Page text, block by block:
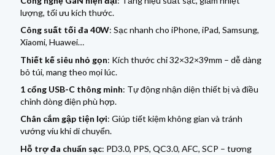
lượng, tối ưu kích thước.
Công suất tối đa 40W: Sạc nhanh cho iPhone, iPad, Samsung,
Xiaomi, Huawei…
Thiết kế siêu nhỏ gọn: Kích thước chỉ 32×32×39mm – dễ dàng
bỏ túi, mang theo mọi lúc.
1 cổng USB-C thông minh: Tự động nhận diện thiết bị và điều
chỉnh dòng điện phù hợp.
Chân cắm gập tiện lợi: Giúp tiết kiệm không gian và tránh
vướng víu khi di chuyển.
Hỗ trợ đa chuẩn sạc: PD3.0, PPS, QC3.0, AFC, SCP – tương